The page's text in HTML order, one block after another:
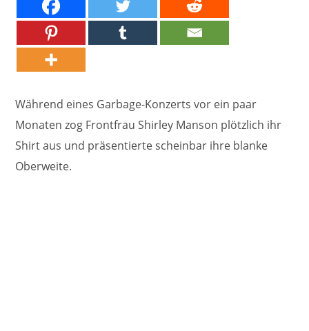
Während eines Garbage-Konzerts vor ein paar
Monaten zog Frontfrau Shirley Manson plötzlich ihr
Shirt aus und präsentierte scheinbar ihre blanke
Oberweite.